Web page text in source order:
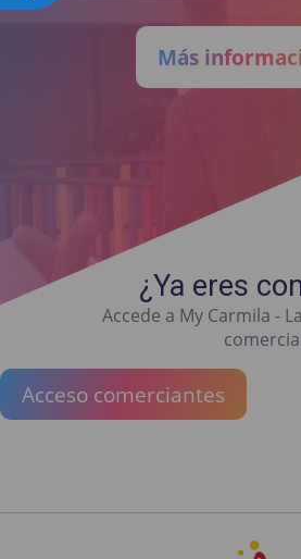
Más
¿Ya eres
Accede a My Carmila -
Acceso comerciantes